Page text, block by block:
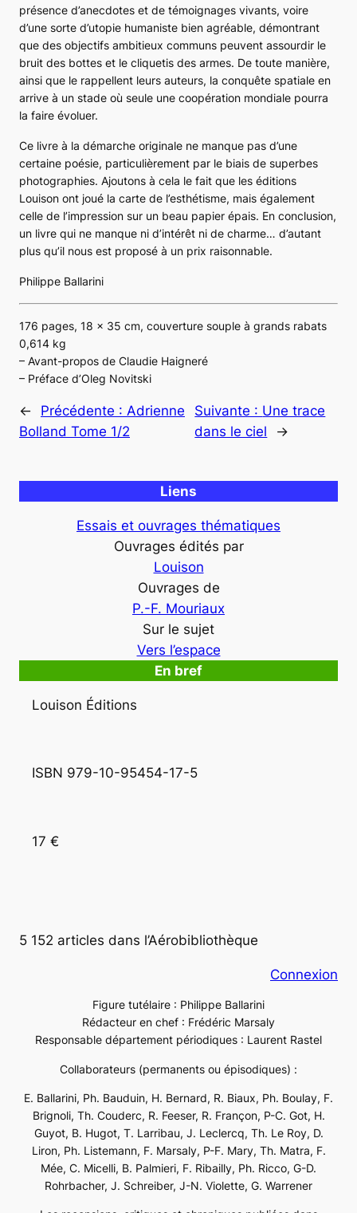
présence d’anecdotes et de témoignages vivants, voire
d’une sorte d’utopie humaniste bien agréable, démontrant
que des objectifs ambitieux communs peuvent assourdir le
bruit des bottes et le cliquetis des armes. De toute manière,
ainsi que le rappellent leurs auteurs, la conquête spatiale en
arrive à un stade où seule une coopération mondiale pourra
la faire évoluer.
Ce livre à la démarche originale ne manque pas d’une
certaine poésie, particulièrement par le biais de superbes
photographies. Ajoutons à cela le fait que les éditions
Louison ont joué la carte de l’esthétisme, mais également
celle de l’impression sur un beau papier épais. En conclusion,
un livre qui ne manque ni d’intérêt ni de charme… d’autant
plus qu’il nous est proposé à un prix raisonnable.
Philippe Ballarini
176 pages, 18 x 35 cm, couverture souple à grands rabats
0,614 kg
– Avant-propos de Claudie Haigneré
– Préface d’Oleg Novitski
← Précédente : Adrienne
Bolland Tome 1/2
Suivante : Une trace
dans le ciel
→
Liens
Essais et ouvrages thématiques
Ouvrages édités par
Louison
Ouvrages de
P.-F. Mouriaux
Sur le sujet
Vers l’espace
En bref
Louison Éditions
ISBN 979-10-95454-17-5
17 €
5 152 articles dans l’Aérobibliothèque
Connexion
Figure tutélaire : Philippe Ballarini
Rédacteur en chef : Frédéric Marsaly
Responsable département périodiques : Laurent Rastel
Collaborateurs (permanents ou épisodiques) :
E. Ballarini, Ph. Bauduin, H. Bernard, R. Biaux, Ph. Boulay, F.
Brignoli, Th. Couderc, R. Feeser, R. Françon, P-C. Got, H.
Guyot, B. Hugot, T. Larribau, J. Leclercq, Th. Le Roy, D.
Liron, Ph. Listemann, F. Marsaly, P-F. Mary, Th. Matra, F.
Mée, C. Micelli, B. Palmieri, F. Ribailly, Ph. Ricco, G-D.
Rohrbacher, J. Schreiber, J-N. Violette, G. Warrener